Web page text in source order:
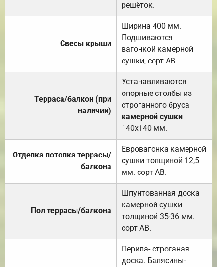
решёток.
Свесы крыши
Ширина 400 мм.
Подшиваются
вагонкой камерной
сушки, сорт АВ.
Терраса/балкон (при
наличии)
Устанавливаются
опорные столбы из
строганного бруса
камерной сушки
140х140 мм.
Отделка потолка террасы/
балкона
Евровагонка камерной
сушки толщиной 12,5
мм. сорт АВ.
Пол террасы/балкона
Шпунтованная доска
камерной сушки
толщиной 35-36 мм.
сорт АВ.
Перила- строганая
доска. Балясины-